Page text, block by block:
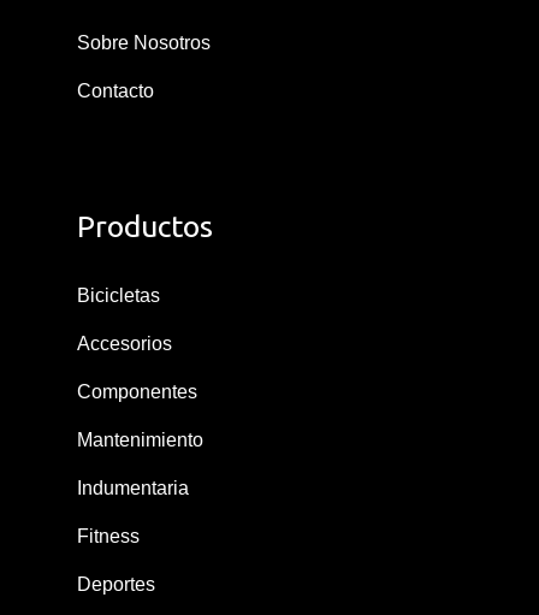
Sobre Nosotros
Contacto
Productos
Bicicletas
Accesorios
Componentes
Mantenimiento
Indumentaria
Fitness
Deportes